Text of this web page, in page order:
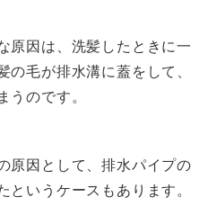
原因は、洗髪したときに一
毛が排水溝に蓋をして、
うのです。
原因として、排水パイプの
いうケースもあります。